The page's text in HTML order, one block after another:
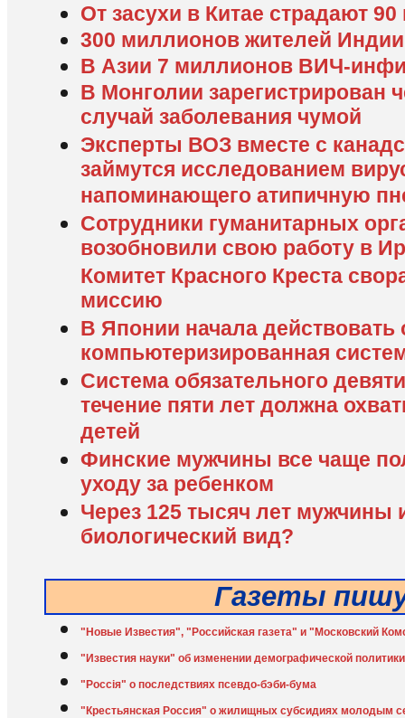
От засухи в Китае страдают
300 миллионов жителей
В Азии 7 миллионов ВИЧ-
В Монголии зарегистрирован
случай заболевания чумой
Эксперты ВОЗ вместе с
займутся исследованием
напоминающего атипичную
Сотрудники гуманитарных
возобновили свою работу в
Комитет Красного Креста
миссию
В Японии начала
компьютеризированная
Система обязательного
течение пяти лет должна
детей
Финские мужчины все чаще
уходу за ребенком
Через 125 тыcяч лет мужчины
биологический вид?
Газеты
"Новые Известия", "Российская газета" и "Московский
"Известия науки" об изменении демографической
"Россiя" о последствиях псевдо-бэби-бума
"Крестьянская Россия" о жилищных субсидиях молодым